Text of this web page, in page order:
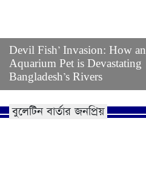
Devil Fish’ Invasion: How an
Aquarium Pet is Devastating
Bangladesh’s Rivers
বুলেটিন বার্তার জনপ্রিয়